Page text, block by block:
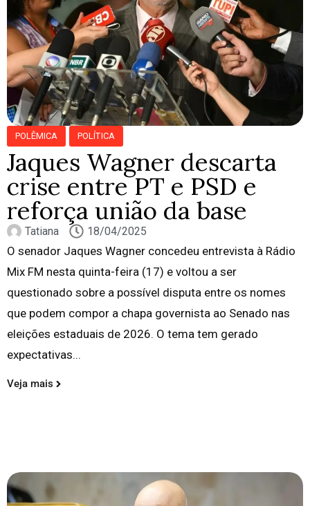
POLÊMICA POLÍTICA
Jaques Wagner descarta
crise entre PT e PSD e
reforça união da base
Tatiana 18/04/2025
O senador Jaques Wagner concedeu entrevista à Rádio
Mix FM nesta quinta-feira (17) e voltou a ser
questionado sobre a possível disputa entre os nomes
que podem compor a chapa governista ao Senado nas
eleições estaduais de 2026. O tema tem gerado
expectativas...
Veja mais